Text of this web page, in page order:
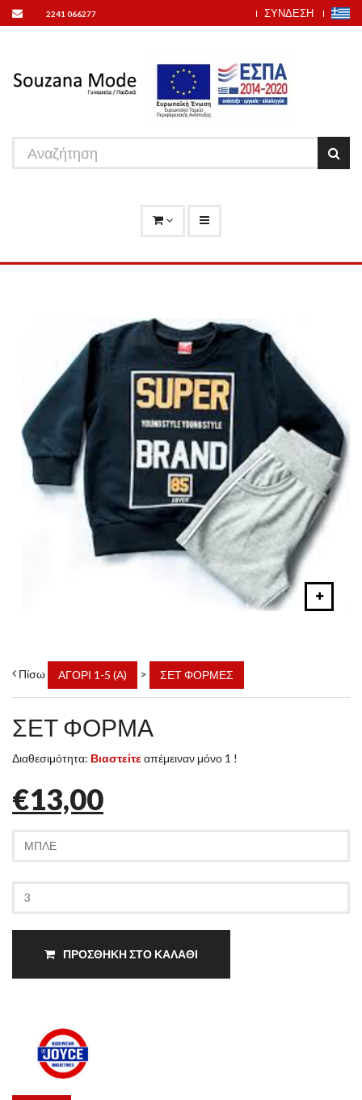
2241 066277 ΣΥΝΔΕΣΗ
Πίσω ΑΓΟΡΙ 1-5 (Α) > ΣΕΤ ΦΟΡΜΕΣ
ΣΕΤ ΦΟΡΜΑ
Διαθεσιμότητα: Βιαστείτεαπέμειναν μόνο 1 !
€13,00
ΠΡΟΣΘΗΚΗ ΣΤΟ ΚΑΛΑΘΙ